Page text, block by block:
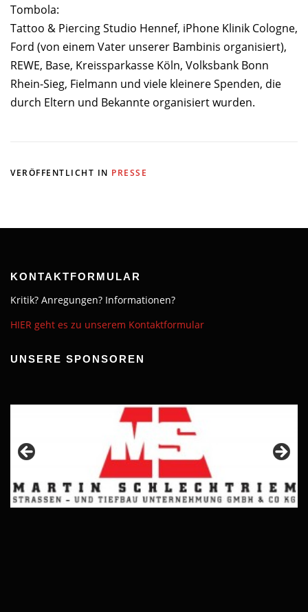
Tombola:
Tattoo & Piercing Studio Hennef, iPhone Klinik Cologne,
Ford (von einem Vater unserer Bambinis organisiert),
REWE, Base, Kreissparkasse Köln, Volksbank Bonn
Rhein-Sieg, Fielmann und viele kleinere Spenden, die
durch Eltern und Bekannte organisiert wurden.
VERÖFFENTLICHT IN PRESSE
KONTAKTFORMULAR
Kritik? Anregungen? Informationen?
HIER geht es zu unserem Kontaktformular
UNSERE SPONSOREN